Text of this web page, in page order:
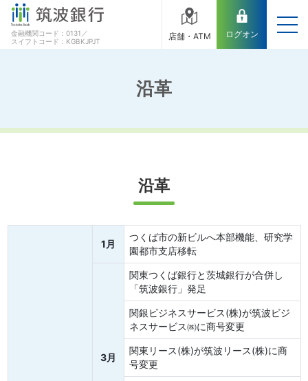
金融機関コード：0131／
スイフトコード：KGBKJPJT
店舗・ATM ログオン
沿革
沿革
1月
つくば市の新ビルへ本部機能、研究学
園都市支店移転
3月
関東つくば銀行と茨城銀行が合併し
「筑波銀行」発足
関銀ビジネスサービス(株)が筑波ビジ
ネスサービス㈱に商号変更
関東リース(株)が筑波リース(株)に商
号変更